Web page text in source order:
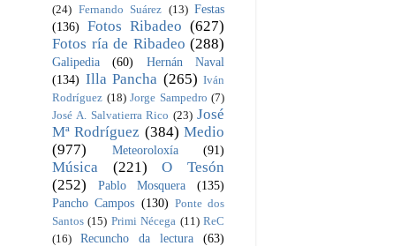
(24) Fernando Suárez (13) Festas
(136)
Fotos Ribadeo (627)
Fotos ría de Ribadeo (288)
Galipedia (60)
Hernán Naval
(134) Illa Pancha (265) Iván
Rodríguez (18) Jorge Sampedro (7)
José A. Salvatierra Rico (23) José
Mª Rodríguez (384) Medio
(977)
Meteoroloxía (91)
Música (221)
O Tesón
(252)
Pablo Mosquera
(135)
Pancho Campos (130) Ponte dos
Santos (15) Primi Nécega (11) ReC
(16)
Recuncho da lectura
(63)